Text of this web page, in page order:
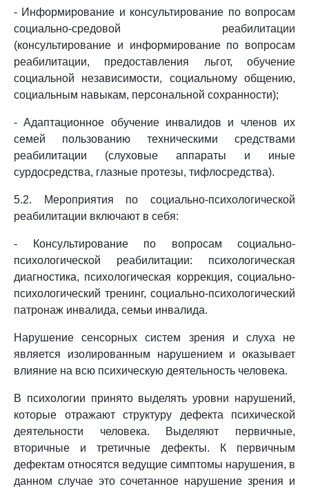
- Информирование и консультирование по вопросам
социально-средовой реабилитации
(консультирование и информирование по вопросам
реабилитации, предоставления льгот, обучение
социальной независимости, социальному общению,
социальным навыкам, персональной сохранности);
- Адаптационное обучение инвалидов и членов их
семей пользованию техническими средствами
реабилитации (слуховые аппараты и иные
сурдосредства, глазные протезы, тифлосредства).
5.2. Мероприятия по социально-психологической
реабилитации включают в себя:
- Консультирование по вопросам социально-
психологической реабилитации: психологическая
диагностика, психологическая коррекция, социально-
психологический тренинг, социально-психологический
патронаж инвалида, семьи инвалида.
Нарушение сенсорных систем зрения и слуха не
является изолированным нарушением и оказывает
влияние на всю психическую деятельность человека.
В психологии принято выделять уровни нарушений,
которые отражают структуру дефекта психической
деятельности человека. Выделяют первичные,
вторичные и третичные дефекты. К первичным
дефектам относятся ведущие симптомы нарушения, в
данном случае это сочетанное нарушение зрения и